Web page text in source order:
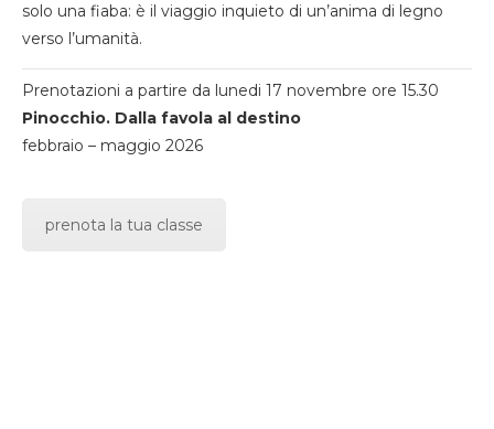
solo una fiaba: è il viaggio inquieto di un’anima di legno
verso l’umanità.
Prenotazioni a partire da lunedi 17 novembre ore 15.30
Pinocchio. Dalla favola al destino
febbraio – maggio 2026
prenota la tua classe